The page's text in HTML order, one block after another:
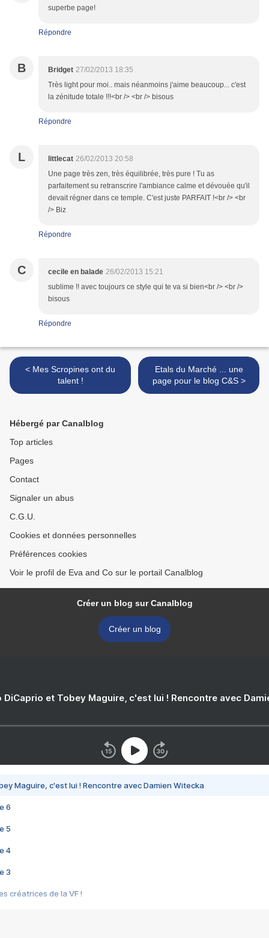
superbe page!
Répondre
B Bridget 27/02/2013 18:35
Très light pour moi.. mais néanmoins j'aime beaucoup... c'est
la zénitude totale !!!<br /> <br /> bisous
Répondre
L littlecat 26/02/2013 20:58
Une page très zen, très équilibrée, très pure ! Tu as
parfaitement su retranscrire l'ambiance calme et dévouée qu'il
devait régner dans ce temple. C'est juste PARFAIT !<br /> <br
/> Biz
Répondre
C cecile en balade 26/02/2013 15:21
sublime !! avec toujours ce style qui te va si bien<br /> <br />
bisous
Répondre
< Mes Scropines ont du
talent !
Etals du Marché ... une
page pour le blog C&S >
Hébergé par Canalblog
Top articles
Pages
Contact
Signaler un abus
C.G.U.
Cookies et données personnelles
Préférences cookies
Voir le profil de Eva and Co sur le portail Canalblog
Créer un blog sur Canalblog
Créer un blog
DiCaprio et Tobey Maguire, c'est lui ! Rencontre avec
Maguire, c'est lui ! Rencontre avec Damien Witecka
6
5
4
3
créatrices de la VF !